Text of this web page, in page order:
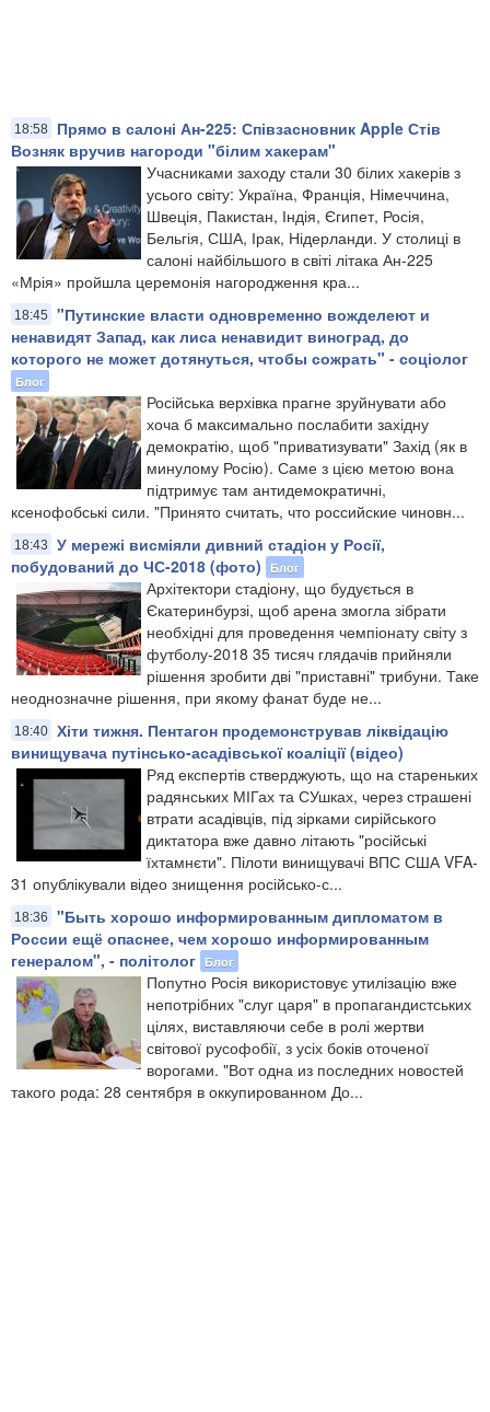
18:58
Прямо в салоні Ан-225: Співзасновник Apple Стів
Возняк вручив нагороди "білим хакерам"
Учасниками заходу стали 30 білих хакерів з
усього світу: Україна, Франція, Німеччина,
Швеція, Пакистан, Індія, Єгипет, Росія,
Бельгія, США, Ірак, Нідерланди. У столиці в
салоні найбільшого в світі літака Ан-225
«Мрія» пройшла церемонія нагородження кра...
18:45
"Путинские власти одновременно вожделеют и
ненавидят Запад, как лиса ненавидит виноград, до
которого не может дотянуться, чтобы сожрать" - соціолог
Блог
Російська верхівка прагне зруйнувати або
хоча б максимально послабити західну
демократію, щоб "приватизувати" Захід (як в
минулому Росію). Саме з цією метою вона
підтримує там антидемократичні,
ксенофобські сили. "Принято считать, что российские чиновн...
18:43
У мережі висміяли дивний стадіон у Росії,
побудований до ЧС-2018 (фото)
Блог
Архітектори стадіону, що будується в
Єкатеринбурзі, щоб арена змогла зібрати
необхідні для проведення чемпіонату світу з
футболу-2018 35 тисяч глядачів прийняли
рішення зробити дві "приставні" трибуни. Таке
неоднозначне рішення, при якому фанат буде не...
18:40 Хіти тижня. Пентагон продемонстрував ліквідацію
винищувача путінсько-асадівської коаліції (відео)
Ряд експертів стверджують, що на стареньких
радянських МІГах та СУшках, через страшені
втрати асадівців, під зірками сирійського
диктатора вже давно літають "російські
їхтамнєти". Пілоти винищувачі ВПС США VFA-
31 опублікували відео знищення російсько-с...
18:36
"Быть хорошо информированным дипломатом в
России ещё опаснее, чем хорошо информированным
генералом", - політолог Блог
Попутно Росія використовує утилізацію вже
непотрібних "слуг царя" в пропагандистських
цілях, виставляючи себе в ролі жертви
світової русофобії, з усіх боків оточеної
ворогами. "Вот одна из последних новостей
такого рода: 28 сентября в оккупированном До...